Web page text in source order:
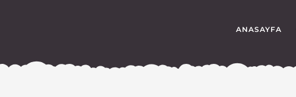
ANASAYFA